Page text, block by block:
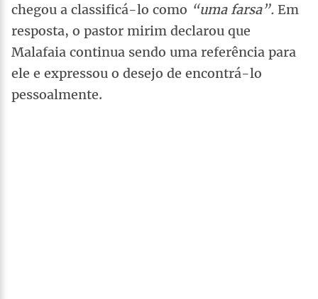
chegou a classificá-lo como “uma farsa”. Em
resposta, o pastor mirim declarou que
Malafaia continua sendo uma referência para
ele e expressou o desejo de encontrá-lo
pessoalmente.